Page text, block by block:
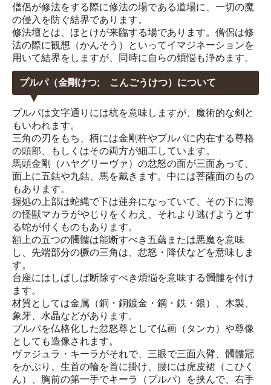
僧侶が修法をする際に修法の場である道場に、一切の魔
の侵入を防ぐ結界であります。
修法壇とは、ほとけが来臨する場であります。僧侶は修
法の際に観想（かんそう）といってイマジネーションを
用いて結界をしますが、同時に自らの煩悩も浄めます。
プルパ（金剛けつ; こんごうけつ）について
プルパは文字通りには杭を意味しますが、魔術的な剣と
もいわれます。
三角の刃をもち、柄には金剛杵やプルパに内在する尊格
の頭部、もしくはその両方が細工しています。
馬頭金剛（ハヤグリーヴァ）の忿怒の面が三面あって、
面上に五鈷や九鈷、馬を戴きます。中には菩薩面のもの
もあります。
握処の上部は蛇縄で下は蓮弁になっていて、その下に海
の怪獣マカラがやじりをくわえ、それより逃げようとす
る蛇が付くものもあります。
額上の五つの髑髏は能断すべき五蘊または悪魔を意味
し、先端部分の橛の三角は、忿怒・降伏などを意味しま
す。
台座にはしばしば断除すべき煩悩を意味する髑髏を付け
ます。
材質としては金属（銅・銅鍍金・鋼・鉄・銀）、木製、
象牙、水晶などがあります。
プルパを仏格化した忿怒尊として仏画（タンカ）や尊像
としても造像されます。
ヴァジュラ・キーラがそれで、三眼で三面六臂、髑髏冠
をかぶり、生首の輪を首に掛け、腰には虎皮裙（こひく
ん）、胸前の第一手でキーラ（プルパ）を挟んで、右手